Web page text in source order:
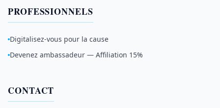
PROFESSIONNELS
Digitalisez-vous pour la cause
Devenez ambassadeur — Affiliation 15%
CONTACT